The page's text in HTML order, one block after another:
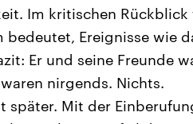
Im kritischen
bedeutet, Ereignisse wie
Er und seine Freunde
nirgends. Nichts.
später. Mit der